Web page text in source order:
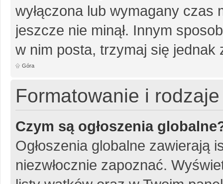
wyłączona lub wymagany
jeszcze nie minął. Innym
w nim posta, trzymaj się jednak
Góra
Formatowanie i
Czym są ogłoszenia
Ogłoszenia globalne zawierają
niezwłocznie zapoznać.